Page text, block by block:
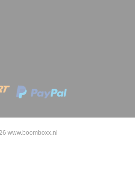
www.boomboxx.nl